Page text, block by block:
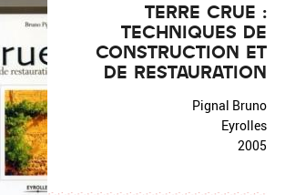
TERRE CRUE :
TECHNIQUES DE
CONSTRUCTION ET
DE RESTAURATION
Pignal Bruno
Eyrolles
2005